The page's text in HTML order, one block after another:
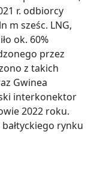
r. odbiorcy
m sześc. LNG,
ok. 60%
przez
z takich
Gwinea
interkonektor
2022 roku.
rynku